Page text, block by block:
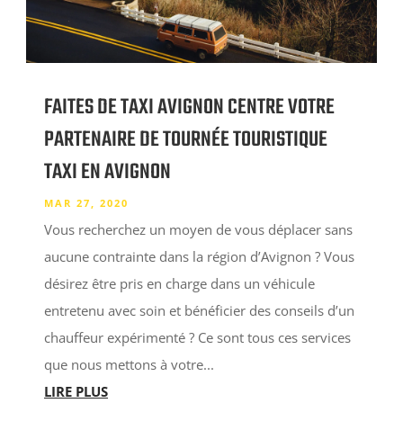
FAITES DE TAXI AVIGNON CENTRE VOTRE
PARTENAIRE DE TOURNÉE TOURISTIQUE
TAXI EN AVIGNON
MAR 27, 2020
Vous recherchez un moyen de vous déplacer sans
aucune contrainte dans la région d’Avignon ? Vous
désirez être pris en charge dans un véhicule
entretenu avec soin et bénéficier des conseils d’un
chauffeur expérimenté ? Ce sont tous ces services
que nous mettons à votre...
LIRE PLUS